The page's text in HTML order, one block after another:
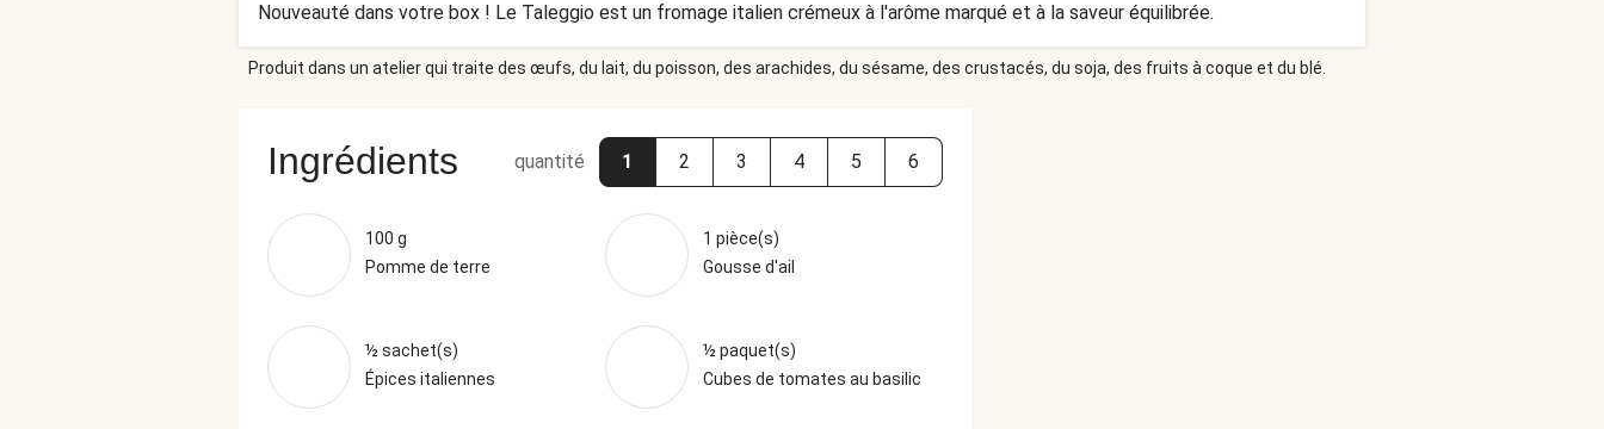
Nouveauté dans votre box ! Le Taleggio est un fromage italien crémeux à l'arôme marqué et à la saveur équilibrée.
Produit dans un atelier qui traite des œufs, du lait, du poisson, des arachides, du sésame, des crustacés, du soja, des fruits à coque et du blé.
Ingrédients quantité 1 2 3 4 5 6
100 g
Pomme de terre
1 pièce(s)
Gousse d'ail
½ sachet(s)
Épices italiennes
½ paquet(s)
Cubes de tomates au basilic